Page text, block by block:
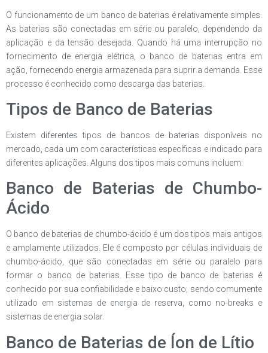
O funcionamento de um banco de baterias é relativamente simples.
As baterias são conectadas em série ou paralelo, dependendo da
aplicação e da tensão desejada. Quando há uma interrupção no
fornecimento de energia elétrica, o banco de baterias entra em
ação, fornecendo energia armazenada para suprir a demanda. Esse
processo é conhecido como descarga das baterias.
Tipos de Banco de Baterias
Existem diferentes tipos de bancos de baterias disponíveis no
mercado, cada um com características específicas e indicado para
diferentes aplicações. Alguns dos tipos mais comuns incluem:
Banco de Baterias de Chumbo-
Ácido
O banco de baterias de chumbo-ácido é um dos tipos mais antigos
e amplamente utilizados. Ele é composto por células individuais de
chumbo-ácido, que são conectadas em série ou paralelo para
formar o banco de baterias. Esse tipo de banco de baterias é
conhecido por sua confiabilidade e baixo custo, sendo comumente
utilizado em sistemas de energia de reserva, como no-breaks e
sistemas de energia solar.
Banco de Baterias de Íon de Lítio